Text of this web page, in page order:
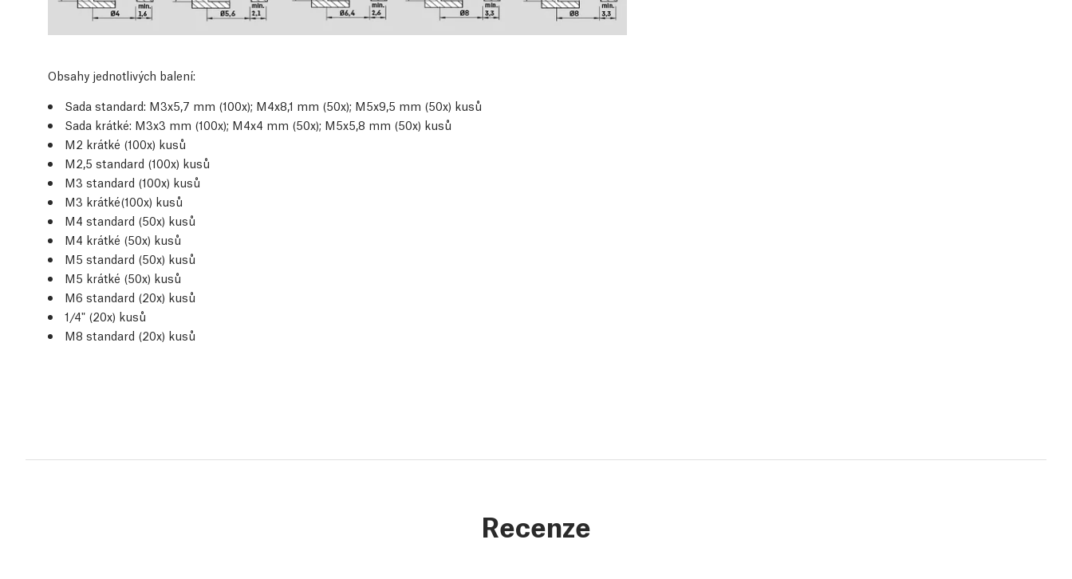
Obsahy jednotlivých balení:
Sada standard: M3x5,7 mm (100x); M4x8,1 mm (50x); M5x9,5 mm (50x) kusů
Sada krátké: M3x3 mm (100x); M4x4 mm (50x); M5x5,8 mm (50x) kusů
M2 krátké (100x) kusů
M2,5 standard (100x) kusů
M3 standard (100x) kusů
M3 krátké(100x) kusů
M4 standard (50x) kusů
M4 krátké (50x) kusů
M5 standard (50x) kusů
M5 krátké (50x) kusů
M6 standard (20x) kusů
1/4" (20x) kusů
M8 standard (20x) kusů
Recenze